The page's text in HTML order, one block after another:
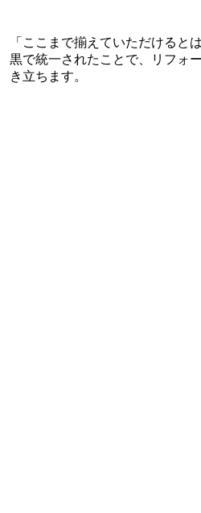
「ここまで揃えていただけると
黒で統一されたことで、リフォ
き立ちます。